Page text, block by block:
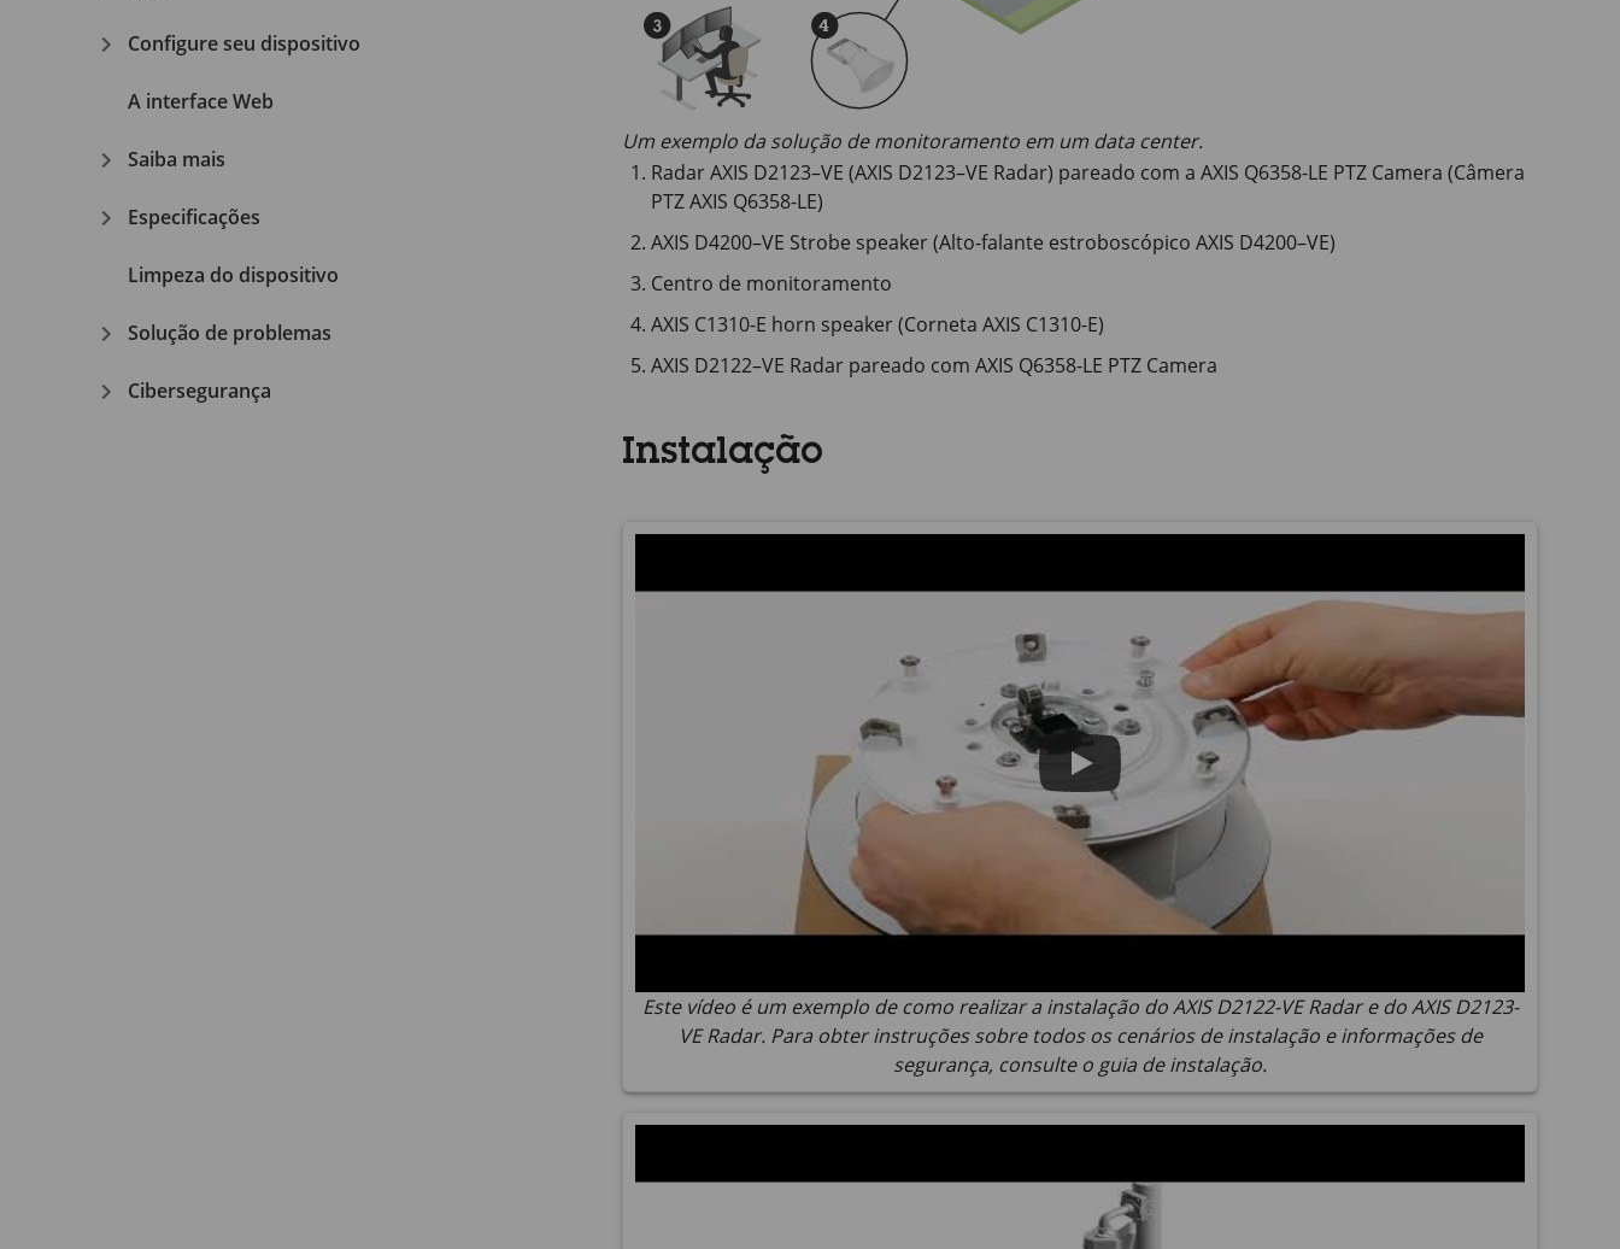
Configure seu dispositivo
A interface Web
Saiba mais
Especificações
Limpeza do dispositivo
Solução de problemas
Cibersegurança
Um exemplo da solução de monitoramento em um data center.
Radar AXIS D2123–VE (AXIS D2123–VE Radar) pareado com a AXIS Q6358-LE PTZ Camera (Câmera
PTZ AXIS Q6358-LE)
AXIS D4200–VE Strobe speaker (Alto-falante estroboscópico AXIS D4200–VE)
Centro de monitoramento
AXIS C1310-E horn speaker (Corneta AXIS C1310-E)
AXIS D2122–VE Radar pareado com AXIS Q6358-LE PTZ Camera
Instalação
Este vídeo é um exemplo de como realizar a instalação do AXIS D2122-VE Radar e do AXIS D2123-
VE Radar. Para obter instruções sobre todos os cenários de instalação e informações de
segurança, consulte o guia de instalação.